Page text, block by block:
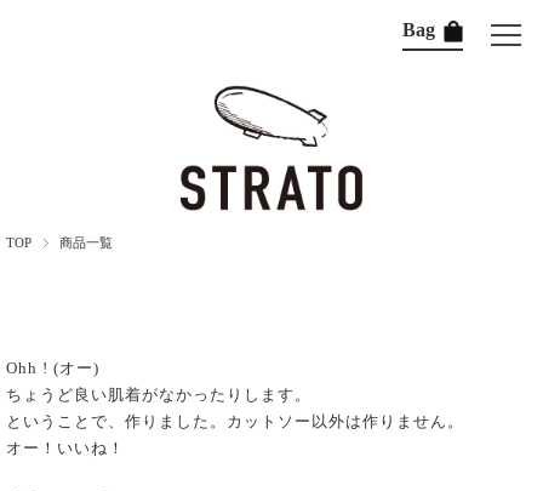
Bag
TOP 商品一覧
Ohh ! (オー)
ちょうど良い肌着がなかったりします。
ということで、作りました。カットソー以外は作りません。
オー！いいね！